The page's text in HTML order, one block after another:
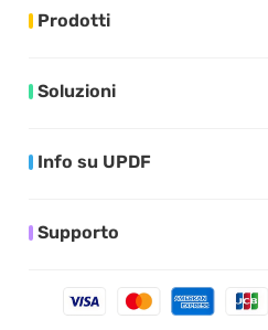
Prodotti
Soluzioni
Info su UPDF
Supporto